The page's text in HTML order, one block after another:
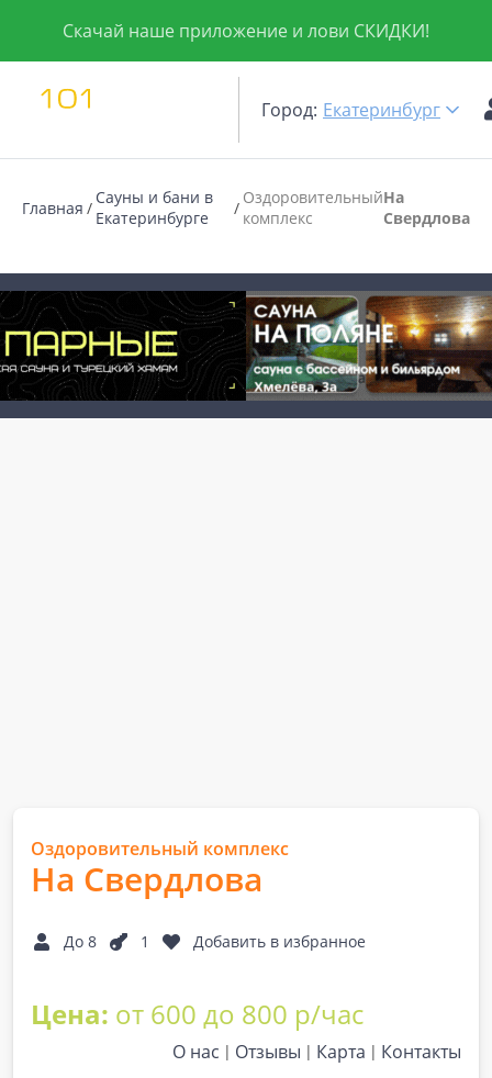
Скачай наше приложение и лови СКИДКИ!
Город: Екатеринбург
Главная
Сауны и бани в
Екатеринбурге
Оздоровительный
комплекс
На
Свердлова
Оздоровительный комплекс
На Свердлова
До 8 1 Добавить в избранное
Цена: от 600 до 800 р/час
О нас Отзывы Карта Контакты